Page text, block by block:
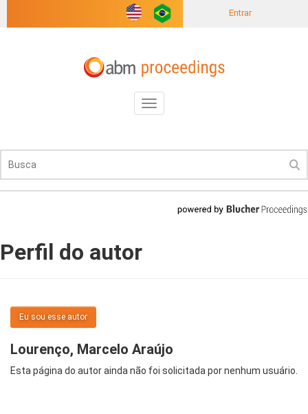
Entrar
Toggle
navigation
Perfil do autor
Eu sou esse autor
Lourenço, Marcelo Araújo
Esta página do autor ainda não foi solicitada por nenhum usuário.